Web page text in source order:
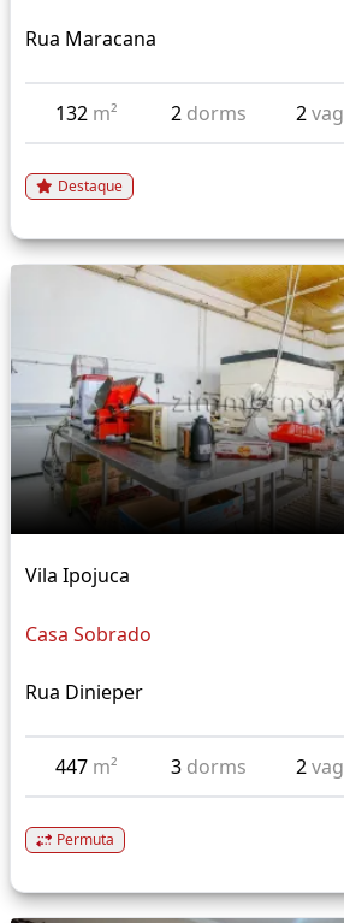
Rua Maracana
132 m² 2 dorms 2
Destaque
Vila Ipojuca
Casa Sobrado
Rua Dinieper
447 m² 3 dorms 2
Permuta